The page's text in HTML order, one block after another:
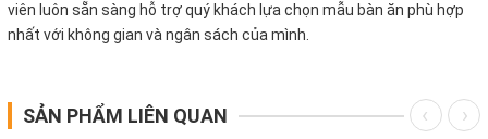
viên luôn sẵn sàng hỗ trợ quý khách lựa chọn mẫu bàn ăn phù hợp
nhất với không gian và ngân sách của mình.
SẢN PHẨM LIÊN QUAN